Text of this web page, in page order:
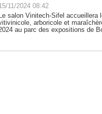
11/2024 08:42
salon Vinitech-Sifel accueillera
arboricole et
au parc des expositions de